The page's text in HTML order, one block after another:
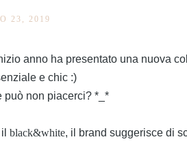
23, 2019
anno ha presentato una nuova
e chic :)
può non piacerci? *_*
black&white, il brand suggerisce di